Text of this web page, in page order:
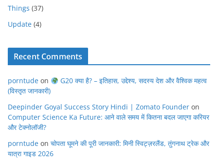
Things (37)
Update (4)
Recent Comments
porntude on
G20 क्या है? – इतिहास, उद्देश्य, सदस्य देश और वैश्विक महत्व
(विस्तृत जानकारी)
Deepinder Goyal Success Story Hindi | Zomato Founder on
Computer Science Ka Future: आने वाले समय में कितना बदल जाएगा करियर
और टेक्नोलॉजी?
porntude on चोपता घूमने की पूरी जानकारी: मिनी स्विट्ज़रलैंड, तुंगनाथ ट्रेक और
यात्रा गाइड 2026